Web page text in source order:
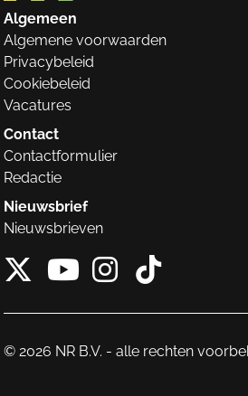
Algemeen
Algemene voorwaarden
Privacybeleid
Cookiebeleid
Vacatures
Contact
Contactformulier
Redactie
Nieuwsbrief
Nieuwsbrieven
X van
© 2026 NR B.V. - alle rechten